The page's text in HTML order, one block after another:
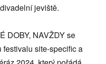
jeviště.
DOBY, NAVŽDY se
festivalu site-specific a